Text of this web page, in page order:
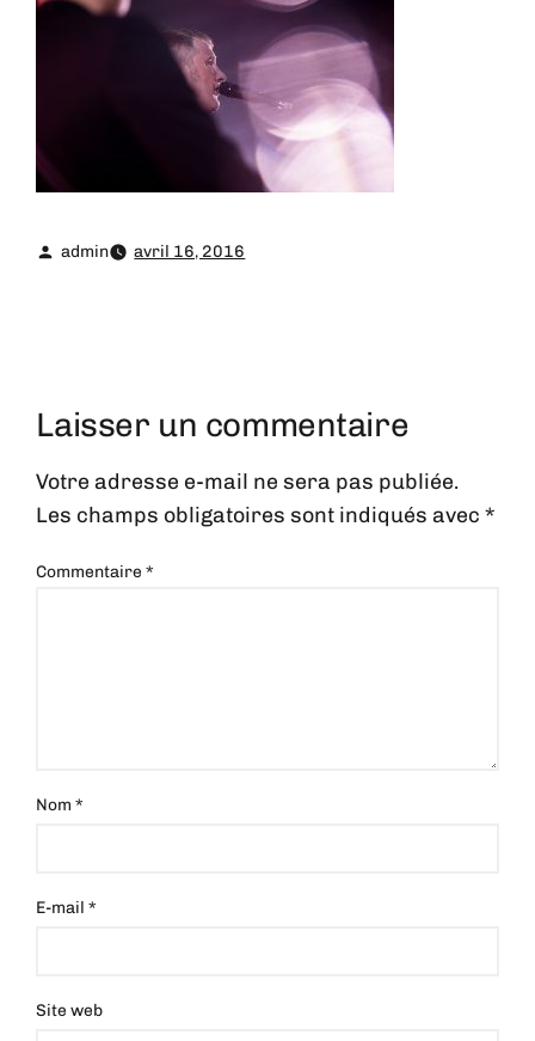
admin avril 16, 2016
Laisser un commentaire
Votre adresse e-mail ne sera pas publiée.
Les champs obligatoires sont indiqués avec*
Commentaire*
Nom*
E-mail*
Site web